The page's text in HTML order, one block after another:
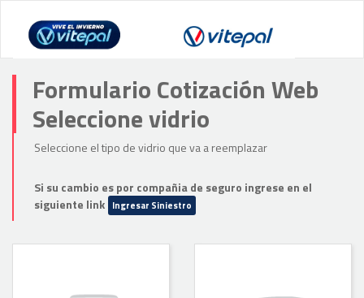
Formulario Cotización Web
Seleccione vidrio
Seleccione el tipo de vidrio que va a reemplazar
Si su cambio es por compañia de seguro ingrese en el
siguiente link
Ingresar Siniestro